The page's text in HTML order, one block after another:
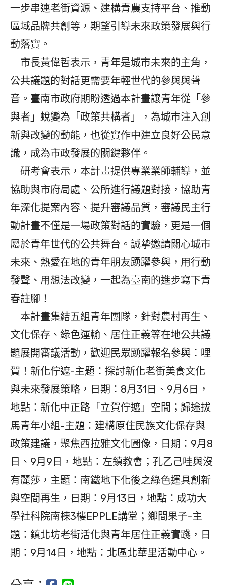
一步串連老街資源、建構青農支持平台、推動
區域品牌共創等，期望引導未來政策發展與行
動落實。
市長黃偉哲表示，青年是城市未來的主角，
公共議題的對話更需要年輕世代的參與與聲
音。臺南市政府期盼透過本計畫讓青年從「參
與者」蛻變為「政策共構者」，為城市注入創
新與改變的動能，也從實作中建立良好公民意
識，成為市政發展的關鍵夥伴。
研考會表示，本計畫提供專業業師輔導，並
協助與市府局處、公所進行議題對接，協助青
年深化提案內容、提升審議品質，審議民主行
動計畫不僅是一場政策對話的實驗，更是一個
屬於青年世代的公共舞台。誠摯邀請關心城市
未來、熱愛在地的青年朋友踴躍參與，用行動
發聲、用想法改變，一起為臺南的進步寫下青
春註腳！
本計畫集結五組青年團隊，針對農村再生、
文化保存、綠色運輸、居住正義等在地公共議
題展開審議活動，歡迎民眾踴躍報名參與：哩
賀！新化佇遮-主題：探討新化老街美食文化
與未來發展策略，日期：8月31日、9月6日，
地點：新化中正路「立賀佇遮」空間；歸途拔
馬青年小組-主題：建構原住民族文化保存與
政策建議，聚焦西拉雅文化圖像，日期：9月8
日、9月9日，地點：左鎮教會；孔乙己哇與沒
有麗莎，主題：南鐵地下化後之綠色運具創新
與空間再生，日期：9月13日，地點：成功大
學社科院南棟3樓EPPLE講堂；鄉間果子-主
題：鎮北坊老街活化與青年居住正義實踐，日
期：9月14日，地點：北區北華里活動中心。